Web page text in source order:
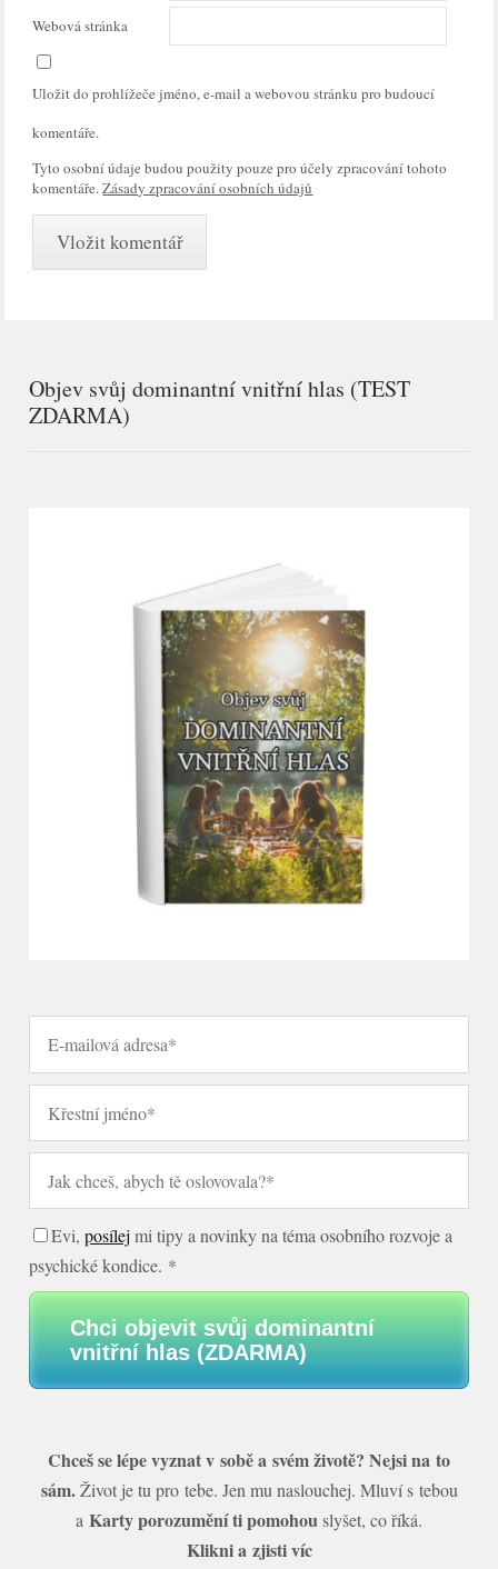
Webová stránka
Uložit do prohlížeče jméno, e-mail a webovou stránku pro budoucí
komentáře.
Tyto osobní údaje budou použity pouze pro účely zpracování tohoto
komentáře. Zásady zpracování osobních údajů
Objev svůj dominantní vnitřní hlas (TEST
ZDARMA)
Evi,posílej mi tipy a novinky na téma osobního rozvoje a
psychické kondice. *
Chci objevit svůj dominantní
vnitřní hlas (ZDARMA)
Chceš se lépe vyznat v sobě a svém životě? Nejsi na to
sám.Život je tu pro tebe. Jen mu naslouchej. Mluví s tebou
a Karty porozumění ti pomohouslyšet, co říká.
Klikni a zjisti víc